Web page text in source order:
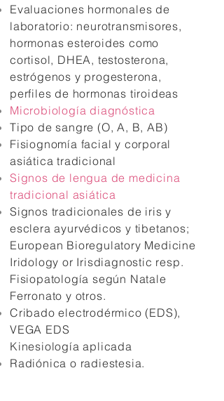
Evaluaciones hormonales de
laboratorio: neurotransmisores,
hormonas esteroides como
cortisol, DHEA, testosterona,
estrógenos y progesterona,
perfiles de hormonas tiroideas
Microbiología diagnóstica
Tipo de sangre (O, A, B, AB)
Fisiognomía facial y corporal
asiática tradicional
Signos de lengua de medicina
tradicional asiática
Signos tradicionales de iris y
esclera ayurvédicos y tibetanos;
European Bioregulatory Medicine
Iridology or Irisdiagnostic resp.
Fisiopatología según Natale
Ferronato y otros.
Cribado electrodérmico (EDS),
VEGA EDS
Kinesiología aplicada
Radiónica o radiestesia.